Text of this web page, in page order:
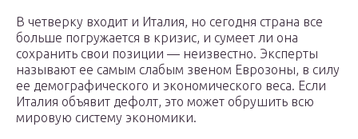
В четверку входит и Италия, но сегодня страна все
больше погружается в кризис, и сумеет ли она
сохранить свои позиции — неизвестно. Эксперты
называют ее самым слабым звеном Еврозоны, в силу
ее демографического и экономического веса. Если
Италия объявит дефолт, это может обрушить всю
мировую систему экономики.